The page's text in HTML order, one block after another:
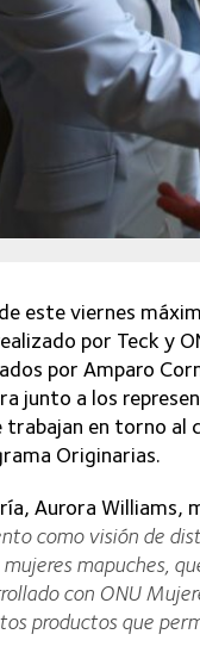
este viernes
por Teck y
por Amparo
junto a los
trabajan en torno al
Originarias.
Aurora Williams,
como visión de
mapuches,
con ONU
productos que